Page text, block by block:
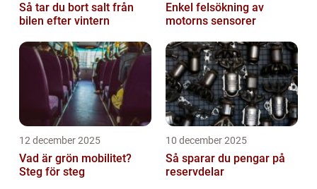
Så tar du bort salt från
bilen efter vintern
Enkel felsökning av
motorns sensorer
12 december 2025
Vad är grön mobilitet?
Steg för steg
10 december 2025
Så sparar du pengar på
reservdelar